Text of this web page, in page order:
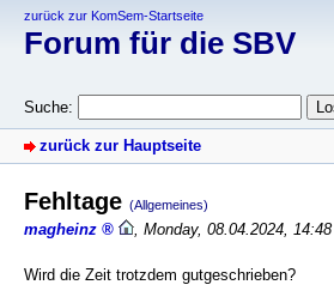
zurück zur KomSem-Startseite
Forum für die SBV
Suche:
zurück zur Hauptseite
Fehltage (Allgemeines)
magheinz , Monday, 08.04.2024, 14:48
Wird die Zeit trotzdem gutgeschrieben?